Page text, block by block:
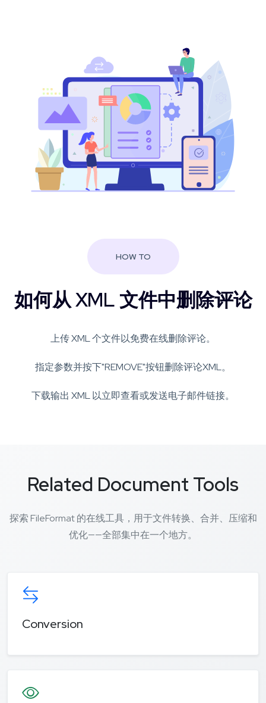
HOW TO
如何从 XML 文件中删除评论
上传 XML 个文件以免费在线删除评论。
指定参数并按下"REMOVE"按钮删除评论XML。
下载输出 XML 以立即查看或发送电子邮件链接。
Related Document Tools
探索 FileFormat 的在线工具，用于文件转换、合并、压缩和
优化——全部集中在一个地方。
Conversion